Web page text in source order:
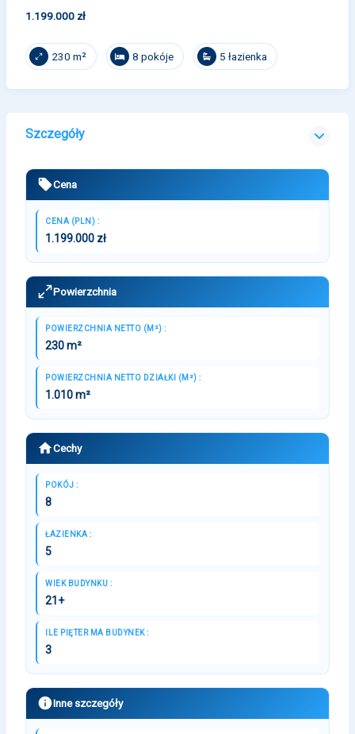
1.199.000 zł
230 m² 8 pokóje 5 łazienka
Szczegóły
Cena
CENA (PLN) :
1.199.000 zł
Powierzchnia
POWIERZCHNIA NETTO (M²) :
230 m²
POWIERZCHNIA NETTO DZIAŁKI (M²) :
1.010 m²
Cechy
POKÓJ :
8
ŁAZIENKA :
5
WIEK BUDYNKU :
21+
ILE PIĘTER MA BUDYNEK :
3
Inne szczegóły